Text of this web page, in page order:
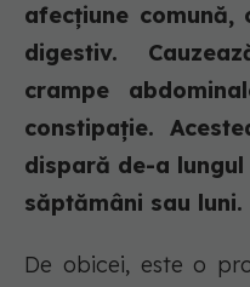
afecțiune comună,
digestiv.
crampe
constipație.
dispară de-a
săptămâni sau luni.
De obicei, este o